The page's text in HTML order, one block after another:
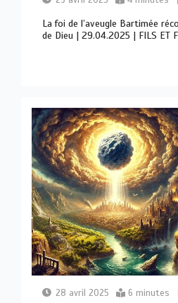
La foi de l’aveugle Bartimée
de Dieu | 29.04.2025 | FILS ET
28 avril 2025 6 minutes